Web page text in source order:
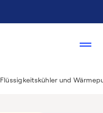
Flüssigkeitskühler und